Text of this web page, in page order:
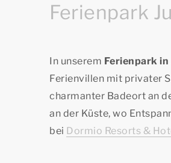
Ferienpark
In unserem Ferienpark
Ferienvillen mit privater
charmanter Badeort an
an der Küste, wo
bei Dormio Resorts &